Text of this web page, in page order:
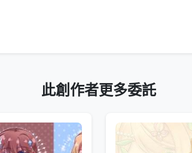
此創作者更多委託